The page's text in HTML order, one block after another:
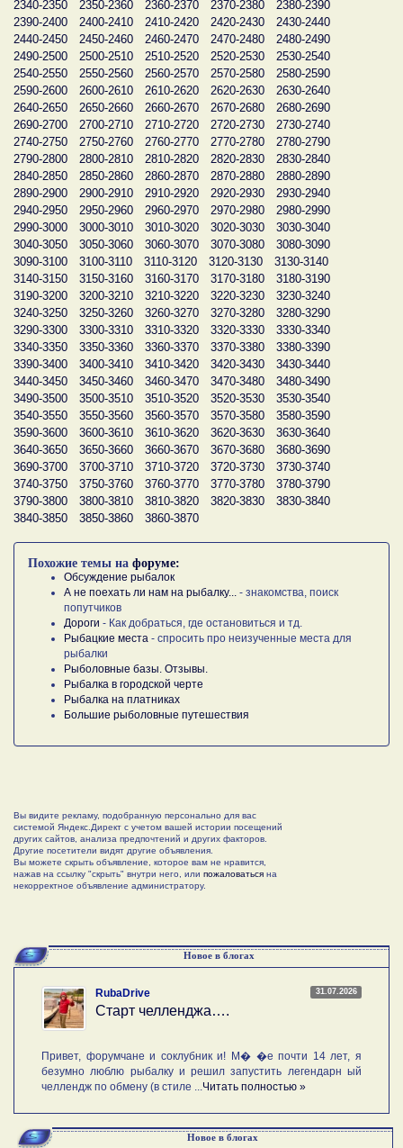
2340-2350
2350-2360 2360-2370 2370-2380
2380-2390
2390-2400
2400-2410 2410-2420 2420-2430
2430-2440
2440-2450
2450-2460 2460-2470 2470-2480
2480-2490
2490-2500
2500-2510 2510-2520 2520-2530
2530-2540
2540-2550
2550-2560 2560-2570 2570-2580
2580-2590
2590-2600
2600-2610 2610-2620 2620-2630
2630-2640
2640-2650
2650-2660 2660-2670 2670-2680
2680-2690
2690-2700
2700-2710 2710-2720 2720-2730
2730-2740
2740-2750
2750-2760 2760-2770 2770-2780
2780-2790
2790-2800
2800-2810 2810-2820 2820-2830
2830-2840
2840-2850
2850-2860 2860-2870 2870-2880
2880-2890
2890-2900
2900-2910 2910-2920 2920-2930
2930-2940
2940-2950
2950-2960 2960-2970 2970-2980
2980-2990
2990-3000
3000-3010 3010-3020 3020-3030
3030-3040
3040-3050
3050-3060 3060-3070 3070-3080
3080-3090
3090-3100
3100-3110 3110-3120 3120-3130
3130-3140
3140-3150
3150-3160 3160-3170 3170-3180
3180-3190
3190-3200
3200-3210 3210-3220 3220-3230
3230-3240
3240-3250
3250-3260 3260-3270 3270-3280
3280-3290
3290-3300
3300-3310 3310-3320 3320-3330
3330-3340
3340-3350
3350-3360 3360-3370 3370-3380
3380-3390
3390-3400
3400-3410 3410-3420 3420-3430
3430-3440
3440-3450
3450-3460 3460-3470 3470-3480
3480-3490
3490-3500
3500-3510 3510-3520 3520-3530
3530-3540
3540-3550
3550-3560 3560-3570 3570-3580
3580-3590
3590-3600
3600-3610 3610-3620 3620-3630
3630-3640
3640-3650
3650-3660 3660-3670 3670-3680
3680-3690
3690-3700
3700-3710 3710-3720 3720-3730
3730-3740
3740-3750
3750-3760 3760-3770 3770-3780
3780-3790
3790-3800
3800-3810 3810-3820 3820-3830
3830-3840
3840-3850
3850-3860 3860-3870
Похожие темы на форуме:
Обсуждение рыбалок
А не поехать ли нам на рыбалку... - знакомства, поиск
попутчиков
Дороги - Как добраться, где остановиться и тд.
Рыбацкие места - спросить про неизученные места для
рыбалки
Рыболовные базы. Отзывы.
Рыбалка в городской черте
Рыбалка на платниках
Большие рыболовные путешествия
Вы видите рекламу, подобранную персонально для вас
системой Яндекс.Директ с учетом вашей истории посещений
других сайтов, анализа предпочтений и других факторов.
Другие посетители видят другие объявления.
Вы можете скрыть объявление, которое вам не нравится,
нажав на ссылку "скрыть" внутри него, или пожаловаться на
некорректное объявление администратору.
Новое в блогах
31.07.2026
RubaDrive
Старт челленджа….
Привет, форумчане и соклубник и! М� �е почти 14 лет, я
безумно люблю рыбалку и решил запустить легендарн ый
челлендж по обмену (в стиле ...Читать полностью »
Новое в блогах